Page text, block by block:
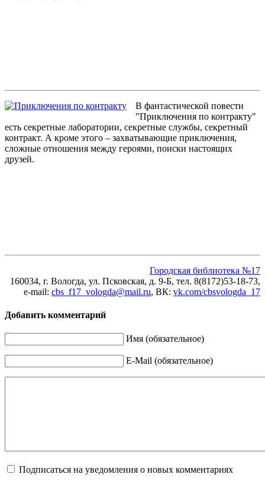
В фантастической повести
"Приключения по контракту"
есть секретные лаборатории, секретные службы, секретный
контракт. А кроме этого – захватывающие приключения,
сложные отношения между героями, поиски настоящих
друзей.
Городская библиотека №17
160034, г. Вологда, ул. Псковская, д. 9-Б, тел. 8(8172)53-18-73,
e-mail: cbs_f17_vologda@mail.ru, ВК: vk.com/cbsvologda_17
Добавить комментарий
Имя (обязательное)
E-Mail (обязательное)
Подписаться на уведомления о новых комментариях